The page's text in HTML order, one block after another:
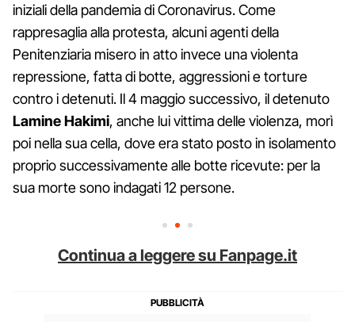
iniziali della pandemia di Coronavirus. Come
rappresaglia alla protesta, alcuni agenti della
Penitenziaria misero in atto invece una violenta
repressione, fatta di botte, aggressioni e torture
contro i detenuti. Il 4 maggio successivo, il detenuto
Lamine Hakimi, anche lui vittima delle violenza, morì
poi nella sua cella, dove era stato posto in isolamento
proprio successivamente alle botte ricevute: per la
sua morte sono indagati 12 persone.
Continua a leggere su Fanpage.it